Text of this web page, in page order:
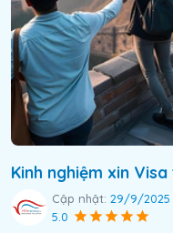
Kinh nghiệm xin
Cập nhật: 29/9/2025
5.0